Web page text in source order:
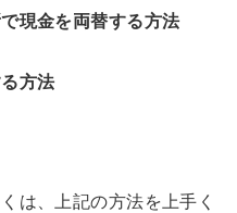
現金を両替する方法
方法
は、上記の方法を上手く